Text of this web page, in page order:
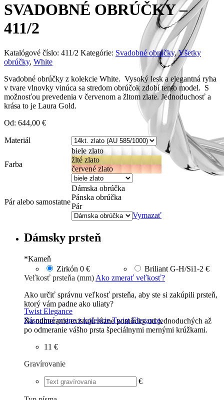
Twist Elegance
Zásnubné prstne z kolekcie Twist Elegance.
SVADOBNÉ OBRÚČKY –
411/2
Katalógové číslo: 411/2 Kategórie: Svadobné obrúčky, Všetky
obrúčky, White
Svadobné obrúčky z kolekcie White. Vysoký lesk a elegantná ryha
v tvare vlnovky vinúca sa stredom obrúčok zdobí tento model. S
možnosťou prevedenia v červenom a žltom zlate. Jednoduchosť a
krása to je Laura Gold.
Od: 644,00 €
Materiál
Farba
biele zlato
žlté zlato
červené zlato
Pár alebo samostatne
Dámska obrúčka
Pánska obrúčka
Pár
Vymazať
Dámsky prsteň
*Kameň
Zirkón 0 € Briliant G-H/Si1-2 €
Veľkosť prsteňa (mm) Ako zmerať veľkosť?
Ako určiť správnu veľkosť prsteňa, aby ste si zakúpili prsteň,
ktorý vám padne ako uliaty?
Na odmeranie existujú rôzne pomôcky od jednoduchých až
po odmeranie vášho prsta špeciálnymi mernými krúžkami.
11 €
Gravírovanie
€